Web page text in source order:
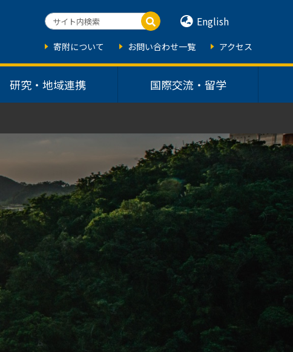
研究・地域連携 国際交流・留学
English
寄附について お問い合わせ一覧 アクセス